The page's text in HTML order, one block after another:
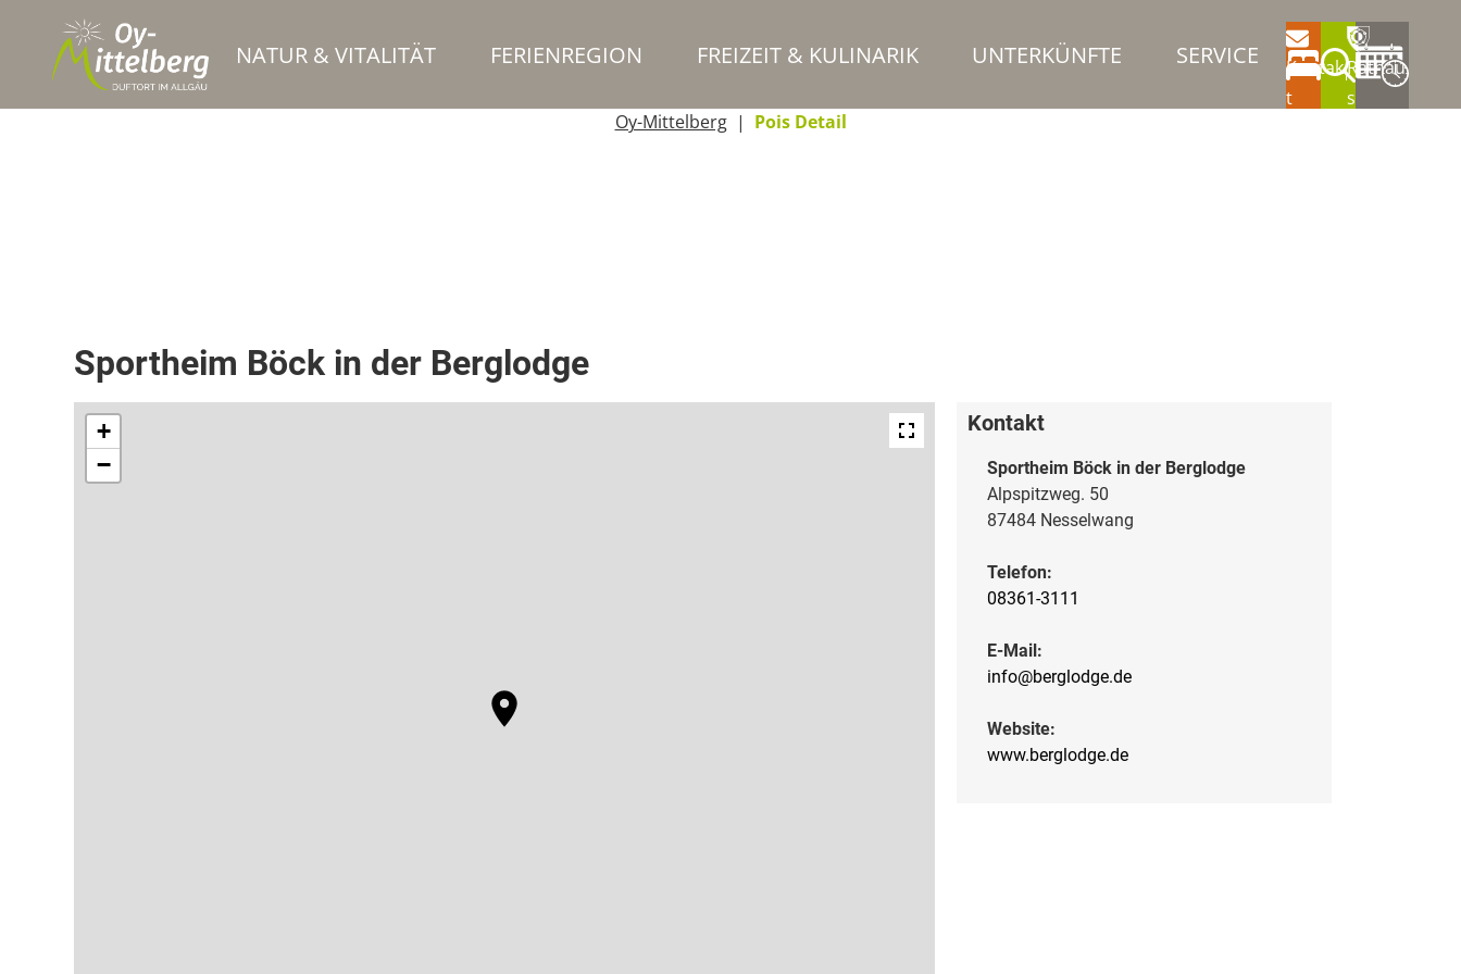
NATUR & VITALITÄT FERIENREGION FREIZEIT & KULINARIK UNTERKÜNFTE SERVICE
Kontak
t
Rathau
s
Oy-Mittelberg
Pois Detail
Sportheim Böck in der Berglodge
Kontakt
Sportheim Böck in der Berglodge
Alpspitzweg. 50
87484 Nesselwang
Telefon:
08361-3111
E-Mail:
info@berglodge.de
Website:
www.berglodge.de